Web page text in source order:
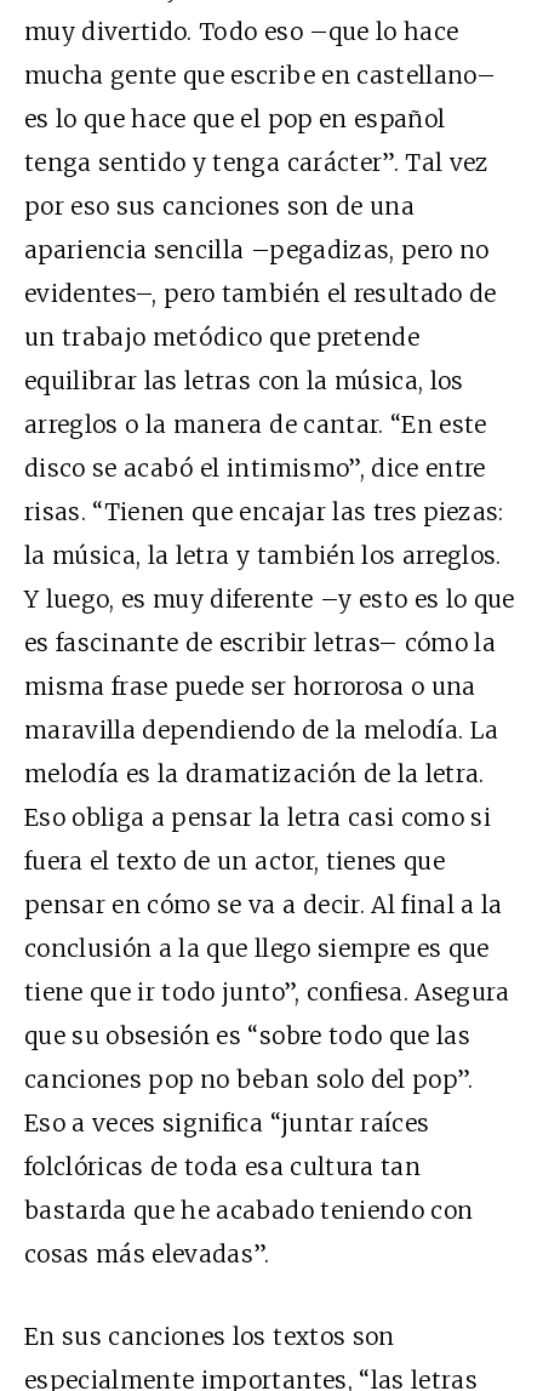
muy divertido. Todo eso –que lo hace
mucha gente que escribe en castellano–
es lo que hace que el pop en español
tenga sentido y tenga carácter”. Tal vez
por eso sus canciones son de una
apariencia sencilla –pegadizas, pero no
evidentes–, pero también el resultado de
un trabajo metódico que pretende
equilibrar las letras con la música, los
arreglos o la manera de cantar. “En este
disco se acabó el intimismo”, dice entre
risas. “Tienen que encajar las tres piezas:
la música, la letra y también los arreglos.
Y luego, es muy diferente –y esto es lo que
es fascinante de escribir letras– cómo la
misma frase puede ser horrorosa o una
maravilla dependiendo de la melodía. La
melodía es la dramatización de la letra.
Eso obliga a pensar la letra casi como si
fuera el texto de un actor, tienes que
pensar en cómo se va a decir. Al final a la
conclusión a la que llego siempre es que
tiene que ir todo junto”, confiesa. Asegura
que su obsesión es “sobre todo que las
canciones pop no beban solo del pop”.
Eso a veces significa “juntar raíces
folclóricas de toda esa cultura tan
bastarda que he acabado teniendo con
cosas más elevadas”.
En sus canciones los textos son
especialmente importantes, “las letras